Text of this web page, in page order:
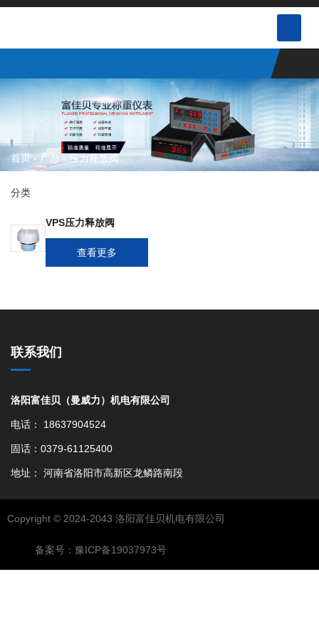
首页-产品 -压力释放阀
分类
VPS压力释放阀
查看更多
联系我们
洛阳富佳贝（曼威力）机电有限公司
电话： 18637904524
固话：0379-61125400
地址： 河南省洛阳市高新区龙鳞路南段
Copyright © 2024-2043 洛阳富佳贝机电有限公司
备案号：豫ICP备19037973号